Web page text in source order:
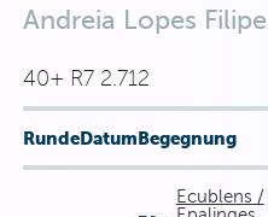
Andreia Lopes Filipe
40+ R7 2.712
RundeDatumBegegnung
Ecublens /